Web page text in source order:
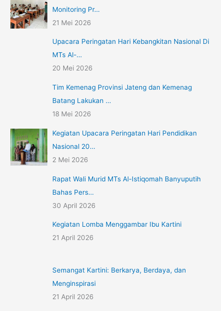
Monitoring Pr…
21 Mei 2026
Upacara Peringatan Hari Kebangkitan Nasional Di
MTs Al-…
20 Mei 2026
Tim Kemenag Provinsi Jateng dan Kemenag
Batang Lakukan …
18 Mei 2026
Kegiatan Upacara Peringatan Hari Pendidikan
Nasional 20…
2 Mei 2026
Rapat Wali Murid MTs Al-Istiqomah Banyuputih
Bahas Pers…
30 April 2026
Kegiatan Lomba Menggambar Ibu Kartini
21 April 2026
Semangat Kartini: Berkarya, Berdaya, dan
Menginspirasi
21 April 2026